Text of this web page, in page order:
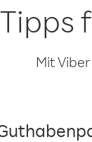
Tipps
Mit